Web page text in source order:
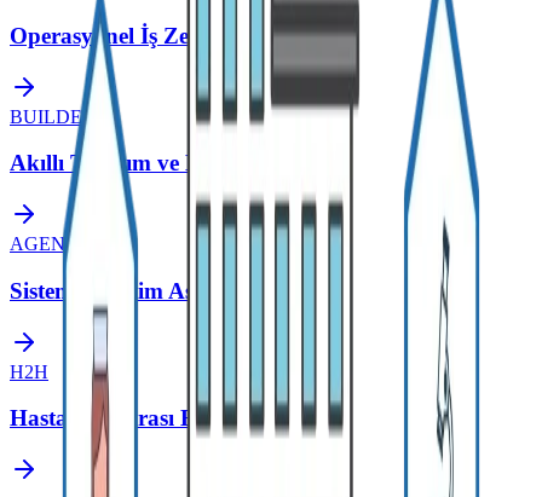
Operasyonel İş Zekası
BUILDER
Akıllı Tasarım ve Modelleme Aracı
AGENT
Sistem Yönetim Asistanı
H2H
Hastaneler Arası Entegrasyon